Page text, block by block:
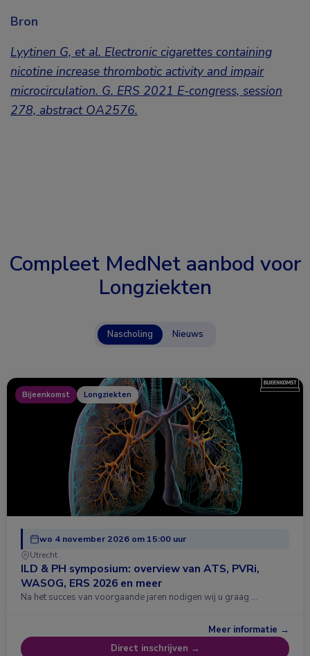
Bron
Lyytinen G, et al. Electronic cigarettes containing
nicotine increase thrombotic activity and impair
microcirculation. G. ERS 2021 E-congress, session
278, abstract OA2576.
Compleet MedNet aanbod voor
Longziekten
Nascholing Nieuws
Bijeenkomst Longziekten
wo 4 november 2026 om 15:00 uur
Utrecht
ILD & PH symposium: overview van ATS, PVRi,
WASOG, ERS 2026 en meer
Na het succes van voorgaande jaren nodigen wij u graag …
Meer informatie →
Direct inschrijven →